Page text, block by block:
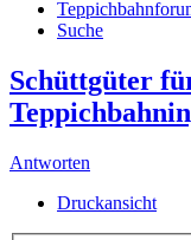
Suche
Schüttgüter
Antworten
Druckansicht